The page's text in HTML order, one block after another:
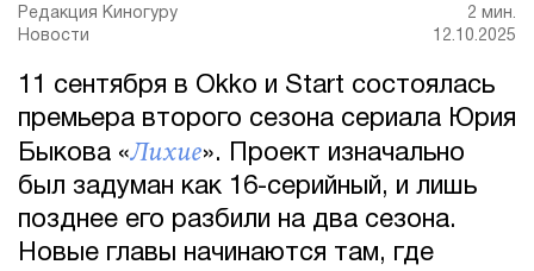
Редакция Киногуру
Новости
2 мин.
12.10.2025
11 сентября в Okko и Start состоялась
премьера второго сезона сериала Юрия
Быкова «Лихие». Проект изначально
был задуман как 16-серийный, и лишь
позднее его разбили на два сезона.
Новые главы начинаются там, где